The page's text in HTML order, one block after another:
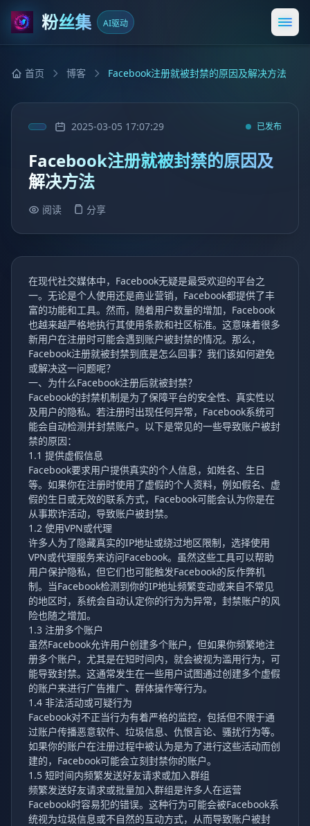
粉丝集 AI驱动 打开
首页 博客 Facebook注册就被封禁的原因及解决方法
2025-03-05 17:07:29 已发布
Facebook注册就被封禁的原因及
解决方法
阅读 分享
在现代社交媒体中，Facebook无疑是最受欢迎的平台之
一。无论是个人使用还是商业营销，Facebook都提供了丰
富的功能和工具。然而，随着用户数量的增加，Facebook
也越来越严格地执行其使用条款和社区标准。这意味着很多
新用户在注册时可能会遇到账户被封禁的情况。那么，
Facebook注册就被封禁到底是怎么回事？我们该如何避免
或解决这一问题呢？
一、为什么Facebook注册后就被封禁？
Facebook的封禁机制是为了保障平台的安全性、真实性以
及用户的隐私。若注册时出现任何异常，Facebook系统可
能会自动检测并封禁账户。以下是常见的一些导致账户被封
禁的原因：
1.1 提供虚假信息
Facebook要求用户提供真实的个人信息，如姓名、生日
等。如果你在注册时使用了虚假的个人资料，例如假名、虚
假的生日或无效的联系方式，Facebook可能会认为你是在
从事欺诈活动，导致账户被封禁。
1.2 使用VPN或代理
许多人为了隐藏真实的IP地址或绕过地区限制，选择使用
VPN或代理服务来访问Facebook。虽然这些工具可以帮助
用户保护隐私，但它们也可能触发Facebook的反作弊机
制。当Facebook检测到你的IP地址频繁变动或来自不常见
的地区时，系统会自动认定你的行为为异常，封禁账户的风
险也随之增加。
1.3 注册多个账户
虽然Facebook允许用户创建多个账户，但如果你频繁地注
册多个账户，尤其是在短时间内，就会被视为滥用行为，可
能导致封禁。这通常发生在一些用户试图通过创建多个虚假
的账户来进行广告推广、群体操作等行为。
1.4 非法活动或可疑行为
Facebook对不正当行为有着严格的监控，包括但不限于通
过账户传播恶意软件、垃圾信息、仇恨言论、骚扰行为等。
如果你的账户在注册过程中被认为是为了进行这些活动而创
建的，Facebook可能会立刻封禁你的账户。
1.5 短时间内频繁发送好友请求或加入群组
频繁发送好友请求或批量加入群组是许多人在运营
Facebook时容易犯的错误。这种行为可能会被Facebook系
统视为垃圾信息或不自然的互动方式，从而导致账户被封